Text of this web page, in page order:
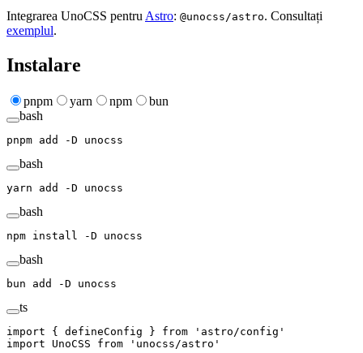
Integrarea UnoCSS pentru Astro: @unocss/astro. Consultați
exemplul.
Instalare
pnpm yarn npm
bun
bash
pnpm add -D unocss
bash
yarn add -D unocss
bash
npm install -D unocss
bash
bun add -D unocss
ts
import { defineConfig } from ' astro/config '
import UnoCSS from ' unocss/astro '